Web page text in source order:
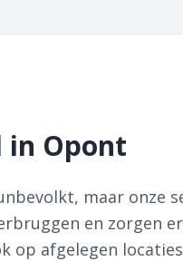
in Opont
maar onze
en zorgen
op afgelegen